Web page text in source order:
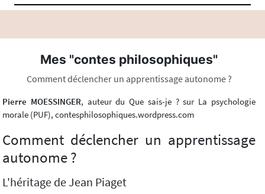
Mes "contes philosophiques"
Comment déclencher un apprentissage autonome ?
Pierre MOESSINGER, auteur du Que sais-je ? sur La psychologie
morale (PUF), contesphilosophiques.wordpress.com
Comment déclencher un apprentissage
autonome ?
L'héritage de Jean Piaget